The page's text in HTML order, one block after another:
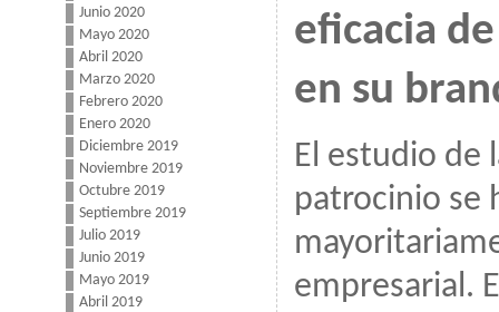
Junio 2020
Mayo 2020
Abril 2020
Marzo 2020
Febrero 2020
Enero 2020
Diciembre 2019
Noviembre 2019
Octubre 2019
Septiembre 2019
Julio 2019
Junio 2019
Mayo 2019
Abril 2019
eficacia
en su
El estudio de
patrocinio se
empresarial.